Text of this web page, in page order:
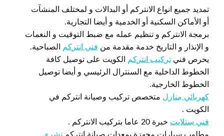
تمديد جميع انواع الانتركم أو البدالات و لمختلف المنشآت
أو الأماكن السكنية أو الخدمية و أيضا التجارية.
برمجة الانتركم و تنظيم عمله مع ضبط التوقيت و النغمات
و الإنذار و التاريخ خدمة مقدمة من فني انتركم
الصباحية.
يحرص فني تركيب انتركم
الكويت على توصيل كافة
الخطوط الداخلية مع السنترال الرئيسي و أيضا توصيل
الخطوط الخارجية.
كهربائي منازل متخصص تركيب وصيانة انتركم في
الكويت .
فني ستلايت خبرة 20 عاما بتركيب الانتركم .
مطلوب سيارات مجهزة بمعدات صيانة انتركم نشري